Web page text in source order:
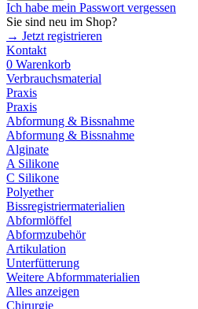
Ich habe mein Passwort vergessen
Sie sind neu im Shop?
→ Jetzt registrieren
Kontakt
0 Warenkorb
Verbrauchsmaterial
Praxis
Praxis
Abformung & Bissnahme
Abformung & Bissnahme
Alginate
A Silikone
C Silikone
Polyether
Bissregistriermaterialien
Abformlöffel
Abformzubehör
Artikulation
Unterfütterung
Weitere Abformmaterialien
Alles anzeigen
Chirurgie